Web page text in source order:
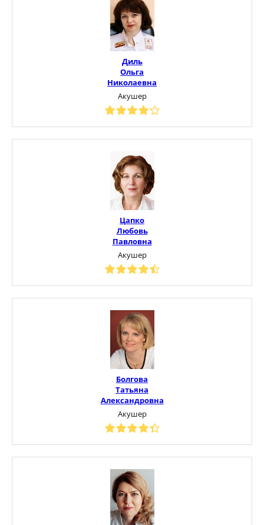
Диль
Ольга
Николаевна
Акушер
Цапко
Любовь
Павловна
Акушер
Болгова
Татьяна
Александровна
Акушер